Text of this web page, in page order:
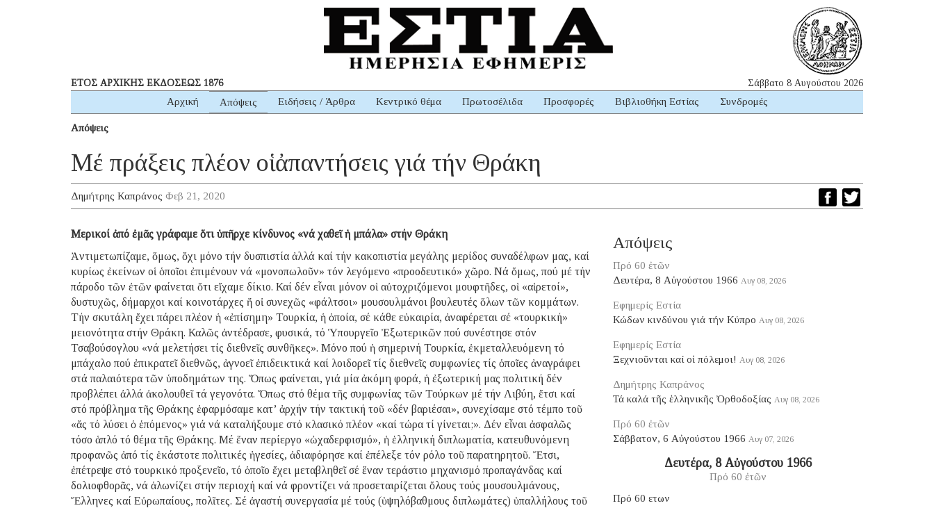
ΕΤΟΣ ΑΡΧΙΚΗΣ ΕΚΔΟΣΕΩΣ 1876 Σάββατο 8 Αυγούστου 2026
Αρχική Απόψεις Ειδήσεις / Άρθρα Κεντρικό θέμα Πρωτοσέλιδα Προσφορές Βιβλιοθήκη Εστίας Συνδρομές
Απόψεις
Μέ πράξεις πλέον οἱ ἀπαντήσεις γιά τήν Θράκη
Δημήτρης Καπράνος Φεβ 21, 2020
Μερικοί ἀπό ἐμᾶς γράφαμε ὅτι ὑπῆρχε κίνδυνος «νά χαθεῖ ἡ μπάλα» στήν Θράκη
Ἀντιμετωπίζαμε, ὅμως, ὄχι μόνο τήν δυσπιστία ἀλλά καί τήν κακοπιστία μεγάλης μερίδος συναδέλφων μας, καί
κυρίως ἐκείνων οἱ ὁποῖοι ἐπιμένουν νά «μονοπωλοῦν» τόν λεγόμενο «προοδευτικό» χῶρο. Νά ὅμως, πού μέ τήν
πάροδο τῶν ἐτῶν φαίνεται ὅτι εἴχαμε δίκιο. Καί δέν εἶναι μόνον οἱ αὐτοχριζόμενοι μουφτῆδες, οἱ «αἱρετοί»,
δυστυχῶς, δήμαρχοι καί κοινοτάρχες ἤ οἱ συνεχῶς «φάλτσοι» μουσουλμάνοι βουλευτές ὅλων τῶν κομμάτων.
Τήν σκυτάλη ἔχει πάρει πλέον ἡ «ἐπίσημη» Τουρκία, ἡ ὁποία, σέ κάθε εὐκαιρία, ἀναφέρεται σέ «τουρκική»
μειονότητα στήν Θράκη. Καλῶς ἀντέδρασε, φυσικά, τό Ὑπουργεῖο Ἐξωτερικῶν πού συνέστησε στόν
Τσαβούσογλου «νά μελετήσει τίς διεθνεῖς συνθῆκες». Μόνο πού ἡ σημερινή Τουρκία, ἐκμεταλλευόμενη τό
μπάχαλο πού ἐπικρατεῖ διεθνῶς, ἀγνοεῖ ἐπιδεικτικά καί λοιδορεῖ τίς διεθνεῖς συμφωνίες τίς ὁποῖες ἀναγράφει
στά παλαιότερα τῶν ὑποδημάτων της. Ὅπως φαίνεται, γιά μία ἀκόμη φορά, ἡ ἐξωτερική μας πολιτική δέν
προβλέπει ἀλλά ἀκολουθεῖ τά γεγονότα. Ὅπως στό θέμα τῆς συμφωνίας τῶν Τούρκων μέ τήν Λιβύη, ἔτσι καί
στό πρόβλημα τῆς Θράκης ἐφαρμόσαμε κατ’ ἀρχήν τήν τακτική τοῦ «δέν βαριέσαι», συνεχίσαμε στό τέμπο τοῦ
«ἄς τό λύσει ὁ ἑπόμενος» γιά νά καταλήξουμε στό κλασικό πλέον «καί τώρα τί γίνεται;». Δέν εἶναι ἀσφαλῶς
τόσο ἁπλό τό θέμα τῆς Θράκης. Μέ ἕναν περίεργο «ὠχαδερφισμό», ἡ ἑλληνική διπλωματία, κατευθυνόμενη
προφανῶς ἀπό τίς ἑκάστοτε πολιτικές ἡγεσίες, ἀδιαφόρησε καί ἐπέλεξε τόν ρόλο τοῦ παρατηρητοῦ. Ἔτσι,
ἐπέτρεψε στό τουρκικό προξενεῖο, τό ὁποῖο ἔχει μεταβληθεῖ σέ ἕναν τεράστιο μηχανισμό προπαγάνδας καί
δολιοφθορᾶς, νά ἁλωνίζει στήν περιοχή καί νά φροντίζει νά προσεταιρίζεται ὅλους τούς μουσουλμάνους,
Ἕλληνες καί Εὐρωπαίους, πολῖτες. Σέ ἀγαστή συνεργασία μέ τούς (ὑψηλόβαθμους διπλωμάτες) ὑπαλλήλους τοῦ
Απόψεις
Πρό 60 ἐτῶν
Δευτέρα, 8 Αὐγούστου 1966 Αυγ 08, 2026
Εφημερίς Εστία
Κώδων κινδύνου γιά τήν Κύπρο Αυγ 08, 2026
Εφημερίς Εστία
Ξεχνιοῦνται καί οἱ πόλεμοι! Αυγ 08, 2026
Δημήτρης Καπράνος
Τά καλά τῆς ἑλληνικῆς Ὀρθοδοξίας Αυγ 08, 2026
Πρό 60 ἐτῶν
Σάββατον, 6 Αὐγούστου 1966 Αυγ 07, 2026
Δευτέρα, 8 Αὐγούστου 1966
Πρό 60 ἐτῶν
Πρό 60 ετων